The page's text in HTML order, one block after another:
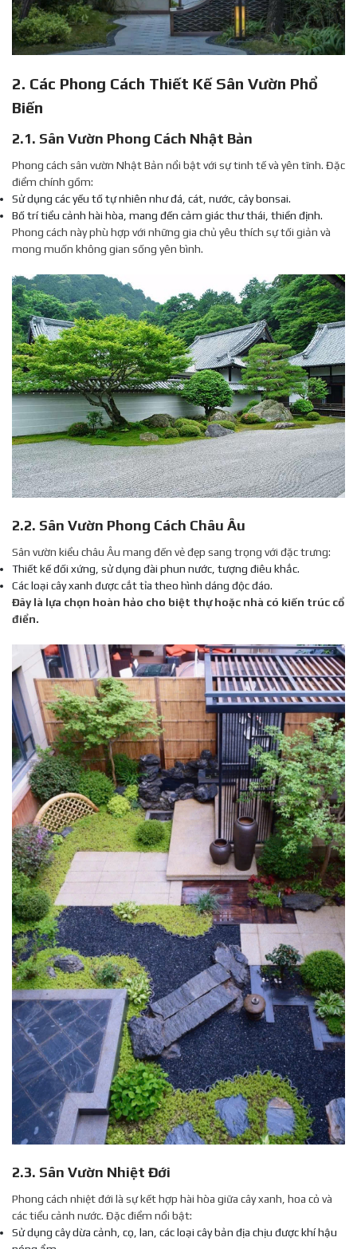
2. Các Phong Cách Thiết Kế Sân Vườn Phổ
Biến
2.1. Sân Vườn Phong Cách Nhật Bản
Phong cách sân vườn Nhật Bản nổi bật với sự tinh tế và yên tĩnh. Đặc
điểm chính gồm:
Sử dụng các yếu tố tự nhiên như đá, cát, nước, cây bonsai.
Bố trí tiểu cảnh hài hòa, mang đến cảm giác thư thái, thiền định.
Phong cách này phù hợp với những gia chủ yêu thích sự tối giản và
mong muốn không gian sống yên bình.
2.2. Sân Vườn Phong Cách Châu Âu
Sân vườn kiểu châu Âu mang đến vẻ đẹp sang trọng với đặc trưng:
Thiết kế đối xứng, sử dụng đài phun nước, tượng điêu khắc.
Các loại cây xanh được cắt tỉa theo hình dáng độc đáo.
Đây là lựa chọn hoàn hảo cho biệt thự hoặc nhà có kiến trúc cổ
điển.
2.3. Sân Vườn Nhiệt Đới
Phong cách nhiệt đới là sự kết hợp hài hòa giữa cây xanh, hoa cỏ và
các tiểu cảnh nước. Đặc điểm nổi bật:
Sử dụng cây dừa cảnh, cọ, lan, các loại cây bản địa chịu được khí hậu